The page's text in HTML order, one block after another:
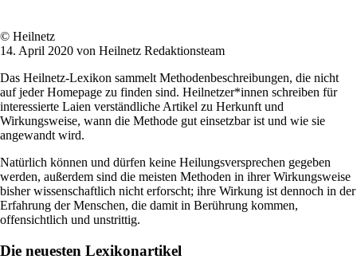
© Heilnetz
14. April 2020 von Heilnetz Redaktionsteam
Das Heilnetz-Lexikon sammelt Methodenbeschreibungen, die nicht
auf jeder Homepage zu finden sind. Heilnetzer*innen schreiben für
interessierte Laien verständliche Artikel zu Herkunft und
Wirkungsweise, wann die Methode gut einsetzbar ist und wie sie
angewandt wird.
Natürlich können und dürfen keine Heilungsversprechen gegeben
werden, außerdem sind die meisten Methoden in ihrer Wirkungsweise
bisher wissenschaftlich nicht erforscht; ihre Wirkung ist dennoch in der
Erfahrung der Menschen, die damit in Berührung kommen,
offensichtlich und unstrittig.
Die neuesten Lexikonartikel